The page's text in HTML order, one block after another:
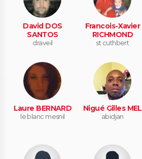
David DOS
SANTOS
draveil
Francois-Xavier
RICHMOND
st cuthbert
Laure BERNARD
le blanc mesnil
Nigué Gilles MEL
abidjan